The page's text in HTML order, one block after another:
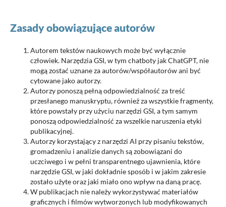
Zasady obowiązujące autorów
Autorem tekstów naukowych może być wyłącznie
człowiek. Narzędzia GSI, w tym chatboty jak ChatGPT, nie
mogą zostać uznane za autorów/współautorów ani być
cytowane jako autorzy.
Autorzy ponoszą pełną odpowiedzialność za treść
przesłanego manuskryptu, również za wszystkie fragmenty,
które powstały przy użyciu narzędzi GSI, a tym samym
ponoszą odpowiedzialność za wszelkie naruszenia etyki
publikacyjnej.
Autorzy korzystający z narzędzi AI przy pisaniu tekstów,
gromadzeniu i analizie danych są zobowiązani do
uczciwego i w pełni transparentnego ujawnienia, które
narzędzie GSI, w jaki dokładnie sposób i w jakim zakresie
zostało użyte oraz jaki miało ono wpływ na daną pracę.
W publikacjach nie należy wykorzystywać materiałów
graficznych i filmów wytworzonych lub modyfikowanych